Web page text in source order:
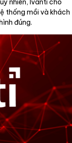
nhiên, Ivanti cho
thống mồi và khách
đúng.